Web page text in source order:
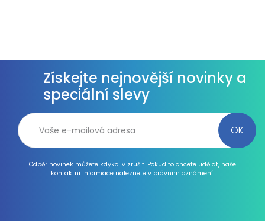
Získejte nejnovější novinky a
speciální slevy
Odběr novinek můžete kdykoliv zrušit. Pokud to chcete udělat, naše
kontaktní informace naleznete v právním oznámení.